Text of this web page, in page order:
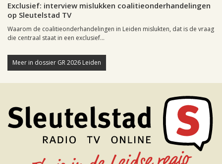
Exclusief: interview mislukken coalitieonderhandelingen
op Sleutelstad TV
Waarom de coalitieonderhandelingen in Leiden mislukten, dat is de vraag
die centraal staat in een exclusief...
Meer in dossier GR 2026 Leiden